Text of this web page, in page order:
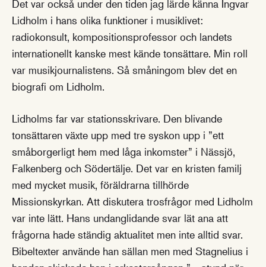
Det var också under den tiden jag lärde känna Ingvar
Lidholm i hans olika funktioner i musiklivet:
radiokonsult, kompositionsprofessor och landets
internationellt kanske mest kände tonsättare. Min roll
var musikjournalistens. Så småningom blev det en
biografi om Lidholm.
Lidholms far var stationsskrivare. Den blivande
tonsättaren växte upp med tre syskon upp i ”ett
småborgerligt hem med låga inkomster” i Nässjö,
Falkenberg och Södertälje. Det var en kristen familj
med mycket musik, föräldrarna tillhörde
Missionskyrkan. Att diskutera trosfrågor med Lidholm
var inte lätt. Hans undanglidande svar lät ana att
frågorna hade ständig aktualitet men inte alltid svar.
Bibeltexter använde han sällan men med Stagnelius i